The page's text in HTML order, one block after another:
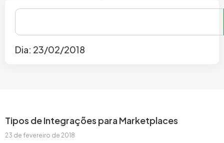
Dia: 23/02/2018
Tipos de Integrações para Marketplaces
23 de fevereiro de 2018